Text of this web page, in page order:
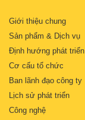
Giới thiệu chung
Sản phẩm & Dịch vụ
Định hướng phát triển
Cơ cấu tổ chức
Ban lãnh đạo công ty
Lịch sử phát triển
Công nghệ